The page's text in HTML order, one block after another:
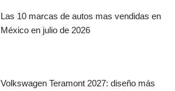
Las 10 marcas de autos mas vendidas en
México en julio de 2026
Volkswagen Teramont 2027: diseño más